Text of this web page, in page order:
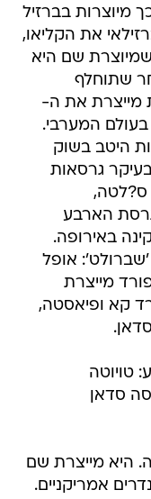
מיוצרות בברזיל
את הקליאו,
שם היא
שתוחלף
מייצרת את ה-
היטב בשוק
גרסאות
ס?לטה,
הארבע
באירופה.
אופל
מייצרת
קא ופיאסטה,
טויוטה
סדאן
היא מייצרת שם
אמריקניים.